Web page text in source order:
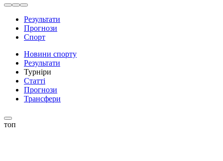
Результати
Прогнози
Спорт
Новини спорту
Результати
Турніри
Статті
Прогнози
Трансфери
топ